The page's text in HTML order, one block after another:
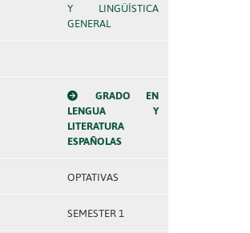
Y LINGÜÍSTICA
GENERAL
GRADO EN
LENGUA Y
LITERATURA
ESPAÑOLAS
OPTATIVAS
SEMESTER 1